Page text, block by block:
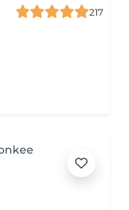
217